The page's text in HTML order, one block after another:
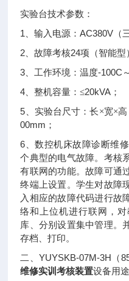
实验台技术参数：
1 、输入电源：AC380V （
2 、故障考核24项（智能型
3 、工作环境：温度-100C
4 、整机容量：≤20kVA ；
5 、实验台尺寸：长×宽×高
00mm ；
6 、数控机床故障诊断维
个典型的电气故障。考核
有联网的功能。故障可通
终端上设置。学生对故障
入相应的故障代码进行故
络和上位机进行联网，
库、分别设置集中管理。
存档、打印。
二、YUYSKB-07M-3H （
维修实训考核装置设备用